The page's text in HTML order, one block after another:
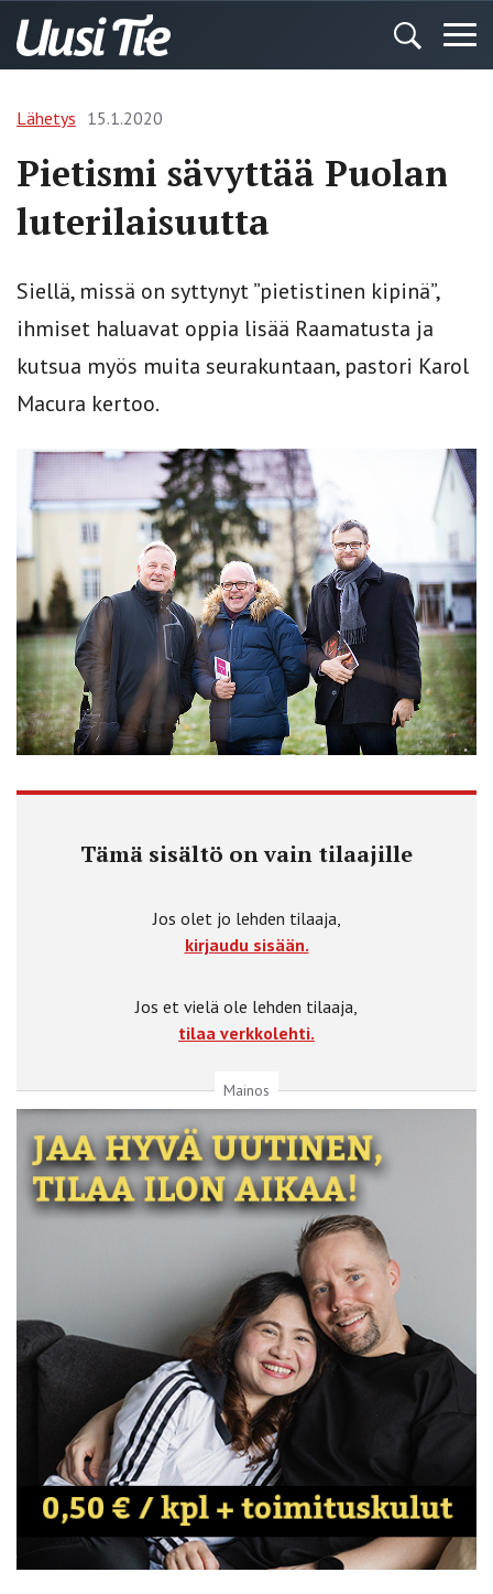
Lähetys 15.1.2020
Pietismi sävyttää Puolan
luterilaisuutta
Siellä, missä on syttynyt ”pietistinen kipinä”,
ihmiset haluavat oppia lisää Raamatusta ja
kutsua myös muita seurakuntaan, pastori Karol
Macura kertoo.
Tämä sisältö on vain tilaajille
Jos olet jo lehden tilaaja,
kirjaudu sisään.
Jos et vielä ole lehden tilaaja,
tilaa verkkolehti.
Mainos